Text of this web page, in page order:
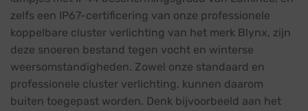
zelfs een IP67-certificering van onze professionele
koppelbare cluster verlichting van het merk Blynx, zijn
deze snoeren bestand tegen vocht en winterse
weersomstandigheden. Zowel onze standaard en
professionele cluster verlichting, kunnen daarom
buiten toegepast worden. Denk bijvoorbeeld aan het